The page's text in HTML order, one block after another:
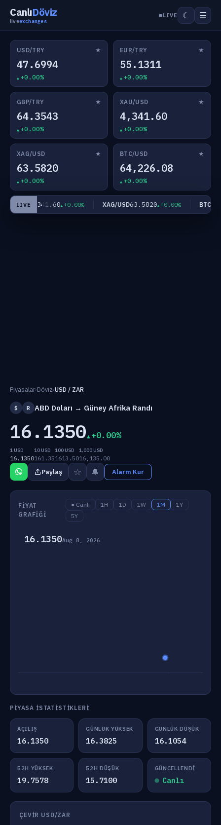
CanlıDöviz
liveexchanges
LIVE ☾ ☰
USD/TRY ★
47.6994
+0.00%
EUR/TRY ★
55.1311
+0.00%
GBP/TRY ★
64.3543
+0.00%
XAU/USD ★
4,341.60
+0.00%
XAG/USD ★
63.5820
+0.00%
BTC/USD ★
64,226.08
+0.00%
LIVE
USD4,341.60 +0.00% XAG/USD63.5820 +0.00% BTC/USD
Piyasalar›Döviz›USD / ZAR
$ R ABD Doları → Güney Afrika Randı
16.1350 +0.00%
1 USD
16.1350
10 USD
161.35
100 USD
1613.50
1,000 USD
16,135.00
Paylaş ☆ 🔔 Alarm Kur
FIYAT
GRAFIĞI
● Canlı 1H 1D 1W 1M
1Y
5Y
16.1350Aug 8, 2026
PIYASA İSTATISTIKLERI
AÇILIŞ
16.1350
GÜNLÜK YÜKSEK
16.3825
GÜNLÜK DÜŞÜK
16.1054
52H YÜKSEK
19.7578
52H DÜŞÜK
15.7100
GÜNCELLENDI
Canlı
ÇEVIR USD/ZAR